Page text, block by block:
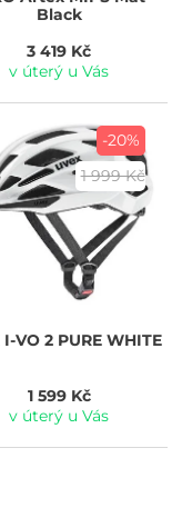
Black
3 419 Kč
v úterý u Vás
-20%
1 999 Kč
I-VO 2 PURE WHITE
1 599 Kč
v úterý u Vás